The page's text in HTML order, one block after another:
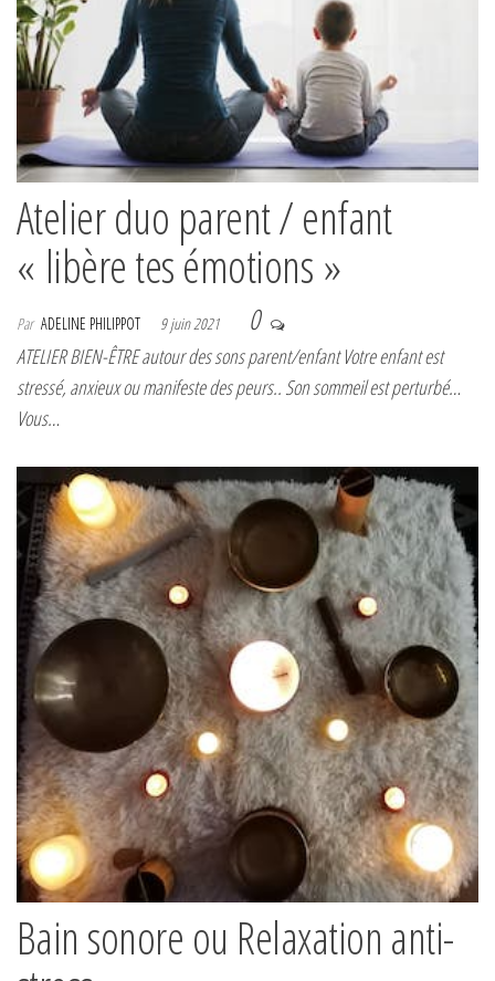
Atelier duo parent / enfant
« libère tes émotions »
Par ADELINE PHILIPPOT 9 juin 2021 0
ATELIER BIEN-ÊTRE autour des sons parent/enfant Votre enfant est
stressé, anxieux ou manifeste des peurs.. Son sommeil est perturbé…
Vous…
Bain sonore ou Relaxation anti-